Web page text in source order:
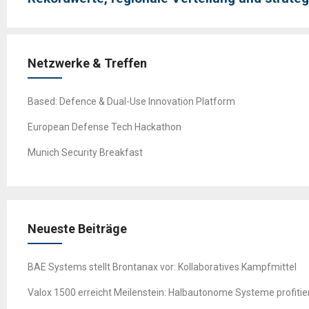
Netzwerke & Treffen
Based: Defence & Dual-Use Innovation Platform
European Defense Tech Hackathon
Munich Security Breakfast
Neueste Beiträge
BAE Systems stellt Brontanax vor: Kollaboratives Kampfmittel
Valox 1500 erreicht Meilenstein: Halbautonome Systeme